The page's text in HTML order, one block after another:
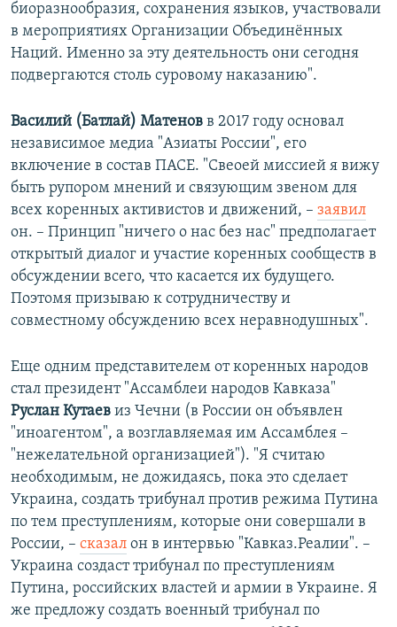
биоразнообразия, сохранения языков, участвовали
в мероприятиях Организации Объединённых
Наций. Именно за эту деятельность они сегодня
подвергаются столь суровому наказанию".
Василий (Батлай) Матенов в 2017 году основал
независимое медиа "Азиаты России", его
включение в состав ПАСЕ. "Свеоей миссией я вижу
быть рупором мнений и связующим звеном для
всех коренных активистов и движений, – заявил
он. – Принцип "ничего о нас без нас" предполагает
открытый диалог и участие коренных сообществ в
обсуждении всего, что касается их будущего.
Поэтомя призываю к сотрудничеству и
совместному обсуждению всех неравнодушных".
Еще одним представителем от коренных народов
стал президент "Ассамблеи народов Кавказа"
Руслан Кутаев из Чечни (в России он объявлен
"иноагентом", а возглавляемая им Ассамблея –
"нежелательной организацией"). "Я считаю
необходимым, не дожидаясь, пока это сделает
Украина, создать трибунал против режима Путина
по тем преступлениям, которые они совершали в
России, – сказал он в интервью "Кавказ.Реалии". –
Украина создаст трибунал по преступлениям
Путина, российских властей и армии в Украине. Я
же предложу создать военный трибунал по